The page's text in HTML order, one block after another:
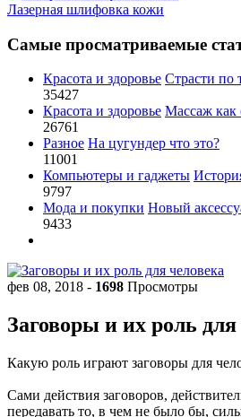
Лазерная шлифовка кожи
Самые просматриваемые
Красота и здоровье Страсти по
35427
Красота и здоровье Массаж
26761
Разное На цугундер что это?
11001
Компьютеры и гаджеты
9797
Мода и покупки Новый
9433
фев 08, 2018 - 1698 Просмотры
Заговоры и их роль для
Какую роль играют заговоры для
Сами действия заговоров,
передавать то, в чем не было бы,